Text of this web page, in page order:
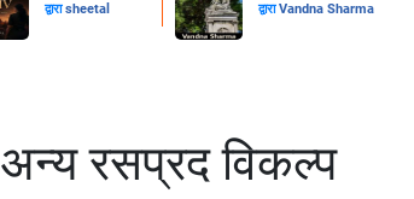
द्वाराsheetal द्वाराVandna Sharma
अन्य रसप्रद विकल्प